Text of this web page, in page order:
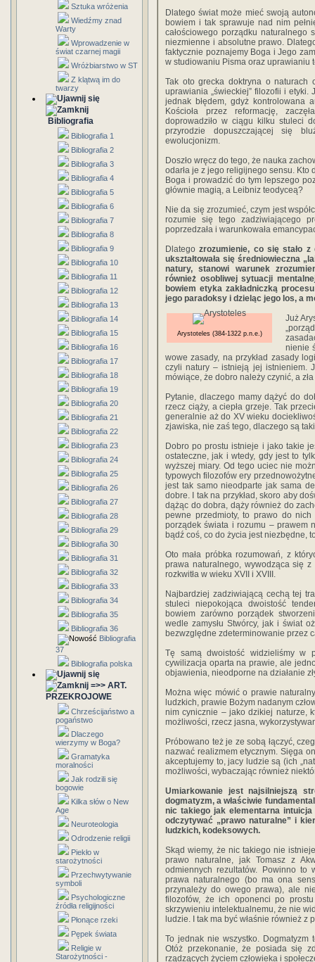
Sztuka wróżenia
Wiedźmy znad
Warty
Wprowadzenie w
świat czarnej magii
Wróżbiarstwo w ST
Z klątwą im do
twarzy
Bibliografia
Bibliografia 1
Bibliografia 2
Bibliografia 3
Bibliografia 4
Bibliografia 5
Bibliografia 6
Bibliografia 7
Bibliografia 8
Bibliografia 9
Bibliografia 10
Bibliografia 11
Bibliografia 12
Bibliografia 13
Bibliografia 14
Bibliografia 15
Bibliografia 16
Bibliografia 17
Bibliografia 18
Bibliografia 19
Bibliografia 20
Bibliografia 21
Bibliografia 22
Bibliografia 23
Bibliografia 24
Bibliografia 25
Bibliografia 26
Bibliografia 27
Bibliografia 28
Bibliografia 29
Bibliografia 30
Bibliografia 31
Bibliografia 32
Bibliografia 33
Bibliografia 34
Bibliografia 35
Bibliografia 36
Bibliografia
37
Bibliografia polska
=>> ART.
PRZEKROJOWE
Chrześcijaństwo a
pogaństwo
Dlaczego
wierzymy w Boga?
Gramatyka
moralności
Jak rodzili się
bogowie
Kilka słów o New
Age
Neuroteologia
Odrodzenie religii
Piekło w
starożytności
Przechwytywanie
symboli
Psychologiczne
źródła religijności
Płonące rzeki
Pępek świata
Religie w
Starożytności -
Dlatego świat może mieć swoją
bowiem i tak sprawuje nad nim
całościowego porządku naturalnego
niezmienne i absolutne prawo.
faktycznie poznajemy Boga i Jego
w studiowaniu Pisma oraz uprawianiu
Tak oto grecka doktryna o naturach
uprawiania „świeckiej” filozofii i etyki.
jednak błędem, gdyż kontrolowana
Kościoła przez reformację,
doprowadziło w ciągu kilku stuleci
przyrodzie dopuszczającej się
ewolucjonizm.
Doszło wręcz do tego, że nauka
odarła je z jego religijnego sensu. Kto
Boga i prowadzić do tym lepszego
głównie magią, a Leibniz teodyceą?
Nie da się zrozumieć, czym jest
rozumie się tego zadziwiającego
poprzedzała i warunkowała
Dlategozrozumienie, co się stało
ukształtowała się średniowieczna
natury, stanowi warunek
również osobliwej sytuacji
bowiem etyka zakładniczką
jego paradoksy i dzieląc jego los, a
Arystoteles (384-1322 p.n.e.)
Już
nienie
wowe zasady, na przykład zasady
czyli natury – istnieją jej istnieniem.
mówiące, że dobro należy czynić, a
Pytanie, dlaczego mamy dążyć do
rzecz ciąży, a ciepła grzeje. Tak
generalnie aż do XV wieku
zjawiska, nie zaś tego, dlaczego są
Dobro po prostu istnieje i jako takie
ostateczne, jak i wtedy, gdy jest to
wyższej miary. Od tego uciec nie
typowych filozofów ery
jest tak samo nieodparte jak sama
dobre. I tak na przykład, skoro aby
dążąc do dobra, dąży również do
pewne przedmioty, to prawo do
porządek świata i rozumu – prawem
bądź coś, co do życia jest niezbędne,
Oto mała próbka rozumowań, z
prawa naturalnego, wywodząca się
rozkwitła w wieku XVII i XVIII.
Najbardziej zadziwiającą cechą tej
stuleci niepokojąca dwoistość
bowiem zarówno porządek
wedle zamysłu Stwórcy, jak i świat
bezwzględne zdeterminowanie przez
Tę samą dwoistość widzieliśmy w
cywilizacja oparta na prawie, ale
objawienia, nieodporne na działanie
Można więc mówić o prawie
ludzkich, prawie Bożym nadanym
nim cynicznie – jako dzikiej naturze,
możliwości, rzecz jasna,
Próbowano też je ze sobą łączyć,
nazwać realizmem etycznym. Sięga
akceptujemy to, jacy ludzie są (ich
możliwości, wybaczając również
Umiarkowanie jest najsilniejszą
dogmatyzm, a właściwie
nic takiego jak elementarna
odczytywać „prawo naturalne” i
ludzkich, kodeksowych.
Skąd wiemy, że nic takiego nie
prawo naturalne, jak Tomasz z
odmiennych rezultatów. Powinno to
prawa naturalnego (bo ma ona
przynależy do owego prawa), ale
filozofów, że ich oponenci po
skrzywieniu intelektualnemu, że nie
ludzie. I tak ma być właśnie również z
To jednak nie wszystko.
Otóż przekonanie, że posiada się
rządzących życiem człowieka i